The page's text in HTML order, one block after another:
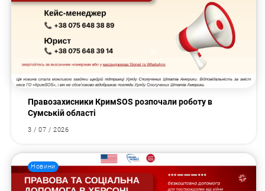
Правозахисники КримSOS розпочали роботу в
Сумській області
3 / 07 / 2026
Новини